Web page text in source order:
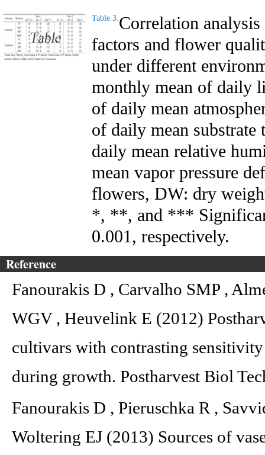
Table 3. Correlation
factors and flower
under different
monthly mean of daily
of daily mean
of daily mean
daily mean relative
mean vapor pressure
flowers, DW: dry
*, **, and ***
0.001, respectively.
Reference
Fanourakis D , Carvalho SMP ,
WGV , Heuvelink E (2012)
cultivars with contrasting
during growth. Postharvest Biol
Fanourakis D , Pieruschka R ,
Woltering EJ (2013) Sources of